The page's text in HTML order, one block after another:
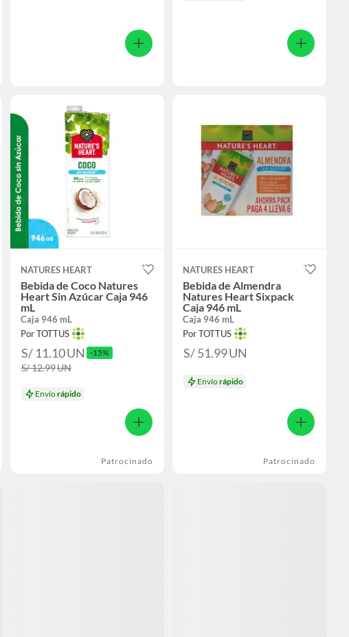
NATURES HEART
Bebida de Coco Natures
Heart Sin Azúcar Caja 946
mL
Caja 946 mL
Por TOTTUS
S/ 11.10UN -15%
S/ 12.99UN
Envíorápido
Patrocinado
NATURES HEART
Bebida de Almendra
Natures Heart Sixpack
Caja 946 mL
Caja 946 mL
Por TOTTUS
S/ 51.99UN
Envíorápido
Patrocinado